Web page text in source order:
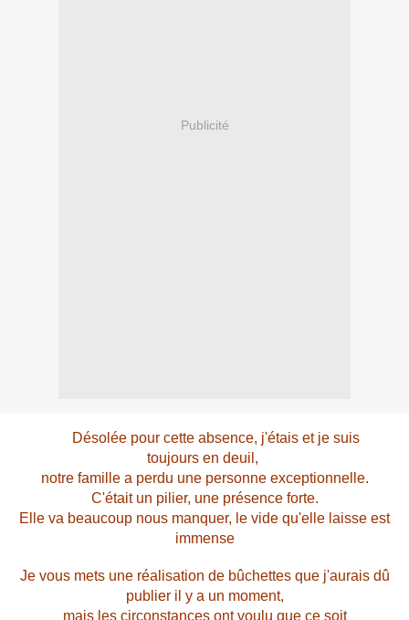
Publicité
Désolée pour cette absence, j'étais et je suis
toujours en deuil,
notre famille a perdu une personne exceptionnelle.
C'était un pilier, une présence forte.
Elle va beaucoup nous manquer, le vide qu'elle laisse est
immense
Je vous mets une réalisation de bûchettes que j'aurais dû
publier il y a un moment,
mais les circonstances ont voulu que ce soit